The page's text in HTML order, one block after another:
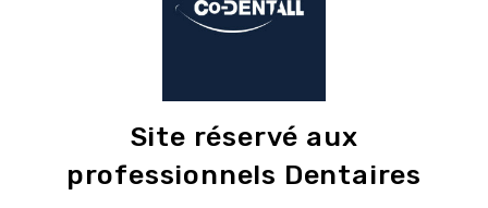
entre chaque patient
Réduction des risques de
contamination croisée via les surfaces
de contact
Site réservé aux
professionnels Dentaires